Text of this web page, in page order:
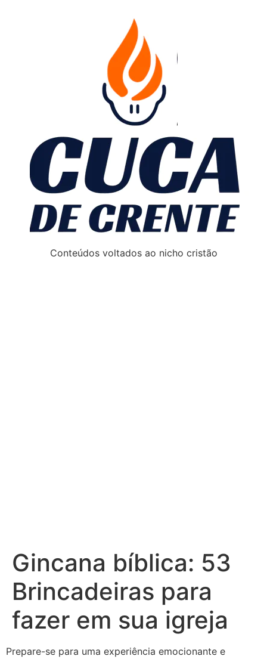
Conteúdos voltados ao nicho cristão
Gincana bíblica: 53
Brincadeiras para
fazer em sua igreja
Prepare-se para uma experiência emocionante e